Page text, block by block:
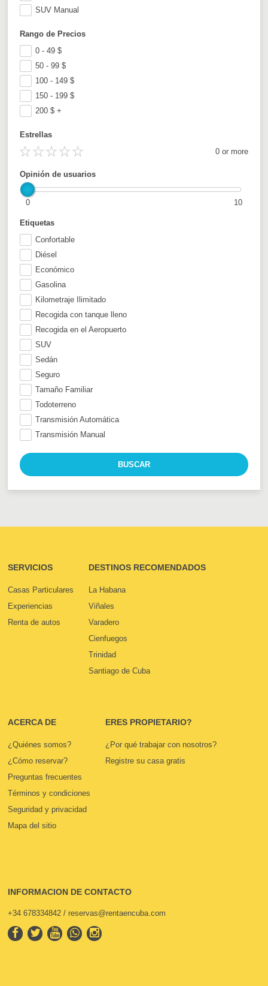
SUV Manual
Etiquetas
Confortable
Diésel
Económico
Gasolina
Kilometraje Ilimitado
Recogida con tanque lleno
Recogida en el Aeropuerto
SUV
Sedán
Seguro
Tamaño Familiar
Todoterreno
Transmisión Automática
Transmisión Manual
Estrellas
0 or more
Opinión de usuarios
0 10
Rango de Precios
0 - 49$
50 - 99$
100 - 149$
150 - 199$
200$ +
SERVICIOS
Casas Particulares
Experiencias
Renta de autos
DESTINOS RECOMENDADOS
La Habana
Viñales
Varadero
Cienfuegos
Trinidad
Santiago de Cuba
ACERCA DE
¿Quiénes somos?
¿Cómo reservar?
Preguntas frecuentes
Términos y condiciones
Seguridad y privacidad
Mapa del sitio
ERES PROPIETARIO?
¿Por qué trabajar con nosotros?
Registre su casa gratis
INFORMACION DE CONTACTO
+34 678334842 / reservas@rentaencuba.com